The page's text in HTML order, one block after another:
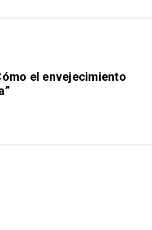
el envejecimiento